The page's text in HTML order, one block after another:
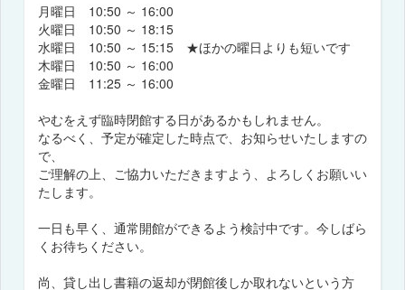
月曜日 10:50 ～ 16:00
火曜日 10:50 ～ 18:15
水曜日 10:50 ～ 15:15 ★ほかの曜日よりも短いです
木曜日 10:50 ～ 16:00
金曜日 11:25 ～ 16:00
やむをえず臨時閉館する日があるかもしれません。
なるべく、予定が確定した時点で、お知らせいたしますの
で、
ご理解の上、ご協力いただきますよう、よろしくお願いい
たします。
一日も早く、通常開館ができるよう検討中です。今しばら
くお待ちください。
尚、貸し出し書籍の返却が閉館後しか取れないという方